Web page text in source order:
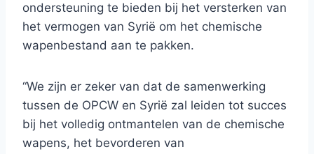
ondersteuning te bieden bij het versterken van
het vermogen van Syrië om het chemische
wapenbestand aan te pakken.
“We zijn er zeker van dat de samenwerking
tussen de OPCW en Syrië zal leiden tot succes
bij het volledig ontmantelen van de chemische
wapens, het bevorderen van